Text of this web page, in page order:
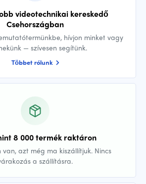
videotechnikai kereskedő
Csehországban
hívjon minket vagy
— szívesen segítünk.
Többet rólunk
8 000 termék raktáron
azt még ma kiszállítjuk. Nincs
a szállításra.